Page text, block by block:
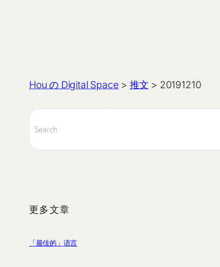
Hou の Digital Space > 推文 > 20191210
更多文章
「最佳的」语言